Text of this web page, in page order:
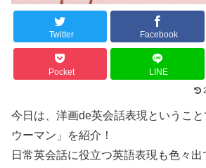
Twitter Facebook
Pocket LINE
今日は、 洋画de英会話表現 というこ
ウーマン」を紹介！
日常英会話に役立つ英語表現も色々